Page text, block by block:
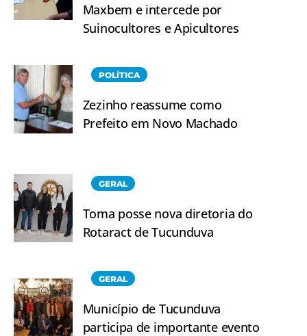
Maxbem e intercede por
Suinocultores e Apicultores
POLÍTICA
Zezinho reassume como
Prefeito em Novo Machado
GERAL
Toma posse nova diretoria do
Rotaract de Tucunduva
GERAL
Município de Tucunduva
participa de importante evento